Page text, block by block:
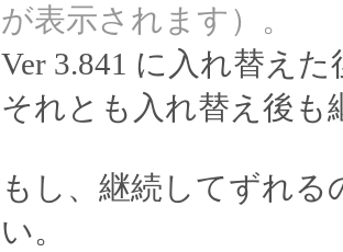
が表示されます）。
Ver 3.841 に入れ替え
それとも入れ替え後も
もし、継続してずれ
い。